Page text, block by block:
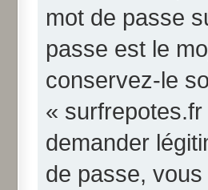
mot de passe
passe est le
conservez-le
«
demander
de passe,